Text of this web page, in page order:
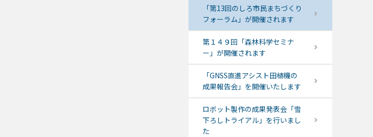
「第13回のしろ市民まちづくり
フォーラム」が開催されます
第１４９回「森林科学セミナ
ー」が開催されます
「GNSS直進アシスト田植機の
成果報告会」を開催いたします
ロボット製作の成果発表会「雪
下ろしトライアル」を行いまし
た